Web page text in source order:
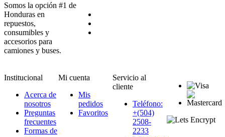
Somos la opción #1 de
Honduras en
repuestos,
consumibles y
accesorios para
camiones y buses.
Institucional
Acerca de
nosotros
Preguntas
frecuentes
Formas de
Mi cuenta
Mis
pedidos
Favoritos
Servicio al
cliente
Teléfono:
+(504)
2508-
2233